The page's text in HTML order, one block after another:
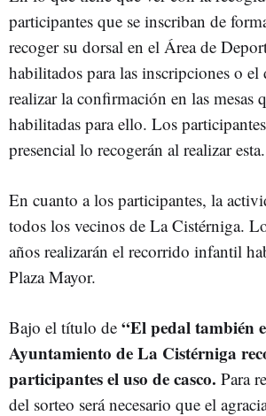
participantes que se inscriban de
recoger su dorsal en el Área de
habilitados para las inscripciones o el
realizar la confirmación en las mesas
habilitadas para ello. Los
presencial lo recogerán al realizar esta.
En cuanto a los participantes, la
todos los vecinos de La Cistérniga.
años realizarán el recorrido infantil
Plaza Mayor.
Bajo el título de “El pedal también
Ayuntamiento de La Cistérniga
participantes el uso de casco. Para
del sorteo será necesario que el